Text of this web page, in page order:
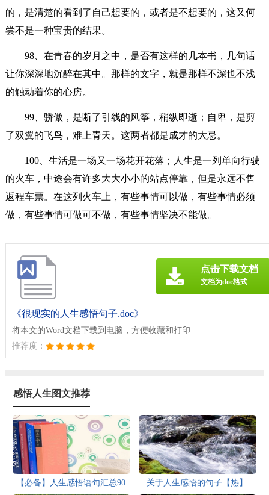
的，是清楚的看到了自己想要的，或者是不想要的，这又何
尝不是一种宝贵的结果。
98、在青春的岁月之中，是否有这样的几本书，几句话
让你深深地沉醉在其中。那样的文字，就是那样不深也不浅
的触动着你的心房。
99、骄傲，是断了引线的风筝，稍纵即逝；自卑，是剪
了双翼的飞鸟，难上青天。这两者都是成才的大忌。
100、生活是一场又一场花开花落；人生是一列单向行驶
的火车，中途会有许多大大小小的站点停靠，但是永远不售
返程车票。在这列火车上，有些事情可以做，有些事情必须
做，有些事情可做可不做，有些事情坚决不能做。
《很现实的人生感悟句子.doc》
将本文的Word文档下载到电脑，方便收藏和打印
推荐度：
点击下载文档
文档为doc格式
感悟人生图文推荐
【必备】人生感悟语句汇总90
关于人生感悟的句子【热】